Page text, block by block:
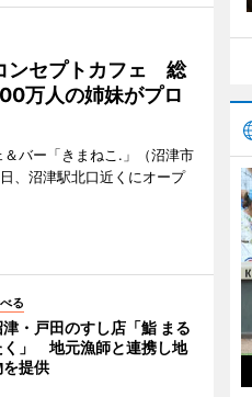
ンセプトカフェ 総
万人の姉妹がプロ
＆バー「きまねこ.」（沼津市
、沼津駅北口近くにオープ
る
津・戸田のすし店「鮨 まる
く」 地元漁師と連携し地
を提供